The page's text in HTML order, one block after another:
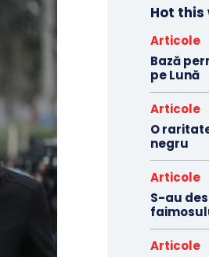
Hot this
Articole
Bază
pe Lună
Articole
O
negru
Articole
S-au
Articole